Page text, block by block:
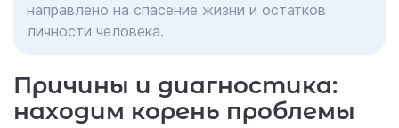
направлено на спасение жизни и остатков
личности человека.
Причины и диагностика:
находим корень проблемы